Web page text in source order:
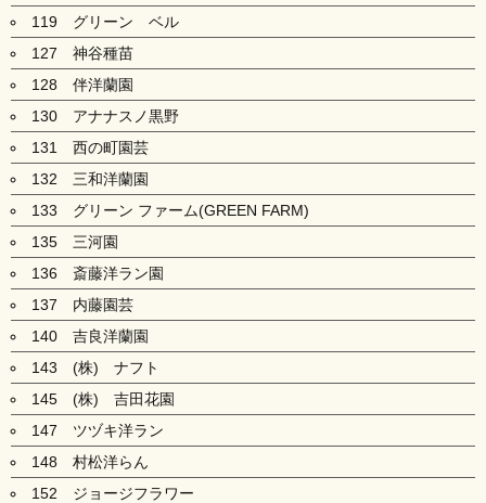
119 グリーン ベル
127 神谷種苗
128 伴洋蘭園
130 アナナスノ黒野
131 西の町園芸
132 三和洋蘭園
133 グリーン ファーム(GREEN FARM)
135 三河園
136 斎藤洋ラン園
137 内藤園芸
140 吉良洋蘭園
143 (株) ナフト
145 (株) 吉田花園
147 ツヅキ洋ラン
148 村松洋らん
152 ジョージフラワー